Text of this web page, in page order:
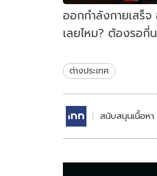
ออกกำลังกายเสร็จ
เลยไหม? ต้องรอกี่
ต่างประเทศ
สนับสนุนเนื้อหา